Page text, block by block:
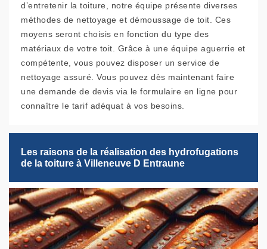
d’entretenir la toiture, notre équipe présente diverses
méthodes de nettoyage et démoussage de toit. Ces
moyens seront choisis en fonction du type des
matériaux de votre toit. Grâce à une équipe aguerrie et
compétente, vous pouvez disposer un service de
nettoyage assuré. Vous pouvez dès maintenant faire
une demande de devis via le formulaire en ligne pour
connaître le tarif adéquat à vos besoins.
Les raisons de la réalisation des hydrofugations
de la toiture à Villeneuve D Entraune